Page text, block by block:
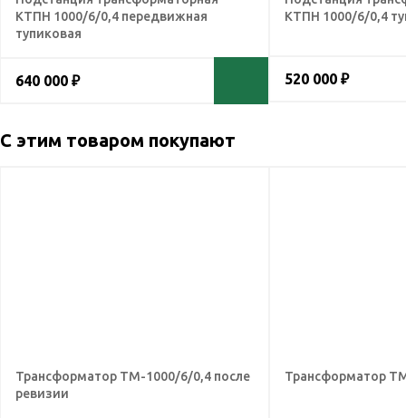
КТПН 1000/6/0,4 передвижная
тупиковая
640 000 ₽
КТПН 1000/6/0,4
520 000 ₽
С этим товаром покупают
Трансформатор ТМ-1000/6/0,4 после
ревизии
Трансформатор